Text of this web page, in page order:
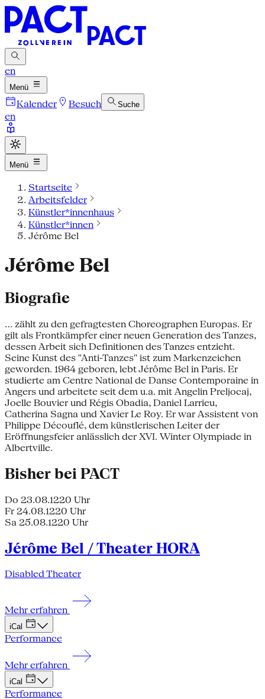
en
Menü
Kalender Besuch Suche
en
Menü
Startseite
Arbeitsfelder
Künstler*innenhaus
Künstler*innen
Jérôme Bel
Jérôme Bel
Biografie
... zählt zu den gefragtesten Choreographen Europas. Er
gilt als Frontkämpfer einer neuen Generation des Tanzes,
dessen Arbeit sich Definitionen des Tanzes entzieht.
Seine Kunst des "Anti-Tanzes" ist zum Markenzeichen
geworden. 1964 geboren, lebt Jérôme Bel in Paris. Er
studierte am Centre National de Danse Contemporaine in
Angers und arbeitete seit dem u.a. mit Angelin Preljocaj,
Joelle Bouvier und Régis Obadia, Daniel Larrieu,
Catherina Sagna und Xavier Le Roy. Er war Assistent von
Philippe Découflé, dem künstlerischen Leiter der
Eröffnungsfeier anlässlich der XVI. Winter Olympiade in
Albertville.
Bisher bei PACT
Do 23.08.1220 Uhr
Fr 24.08.1220 Uhr
Sa 25.08.1220 Uhr
Jérôme Bel / Theater HORA
Disabled Theater
Mehr erfahren
iCal
Performance
Mehr erfahren
iCal
Performance